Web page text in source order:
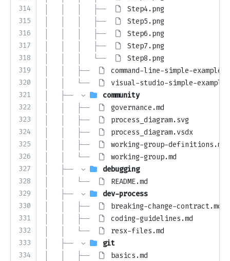
314
315
316
317
318
319
320
321
322
323
324
325
326
327
328
329
330
331
332
333
334
│   │   │   ├──
Step4.png
│   │   │   ├──
Step5.png
│   │   │   ├──
Step6.png
│   │   │   ├──
Step7.png
│   │   │   └──
Step8.png
│   │   ├──
command-line-simple-
│   │   └──
visual-studio-simple-
│   ├──
community
│   │   ├──
governance.md
│   │   ├──
process_diagram.svg
│   │   ├──
process_diagram.vsdx
│   │   ├──
working-group-definitions.md
│   │   └──
working-group.md
│   ├──
debugging
│   │   └──
README.md
│   ├──
dev-process
│   │   ├──
breaking-change-contract.md
│   │   ├──
coding-guidelines.md
│   │   └──
resx-files.md
│   ├──
git
│   │   ├──
basics.md